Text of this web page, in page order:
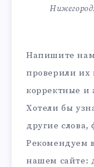
Напишите
проверили их
корректные и
Хотели бы
другие
Рекомендуем
нашем сайте: